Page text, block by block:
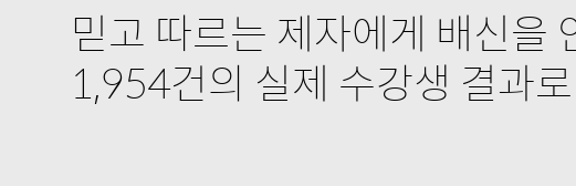
믿고 따르는 제자에게 배신을
1,954건의 실제 수강생 결과